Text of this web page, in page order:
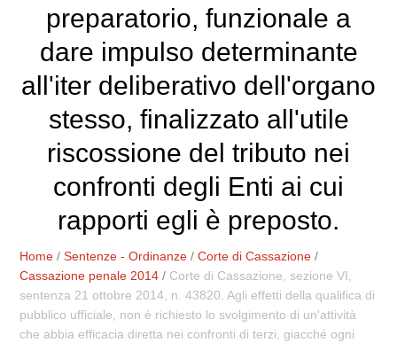
preparatorio, funzionale a
dare impulso determinante
all'iter deliberativo dell'organo
stesso, finalizzato all'utile
riscossione del tributo nei
confronti degli Enti ai cui
rapporti egli è preposto.
Home /Sentenze - Ordinanze /Corte di Cassazione /
Cassazione penale 2014 / Corte di Cassazione, sezione VI,
sentenza 21 ottobre 2014, n. 43820. Agli effetti della qualifica di
pubblico ufficiale, non è richiesto lo svolgimento di un'attività
che abbia efficacia diretta nei confronti di terzi, giacché ogni